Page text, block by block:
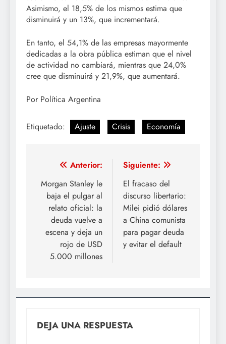
Asimismo, el 18,5% de los mismos estima que
disminuirá y un 13%, que incrementará.
En tanto, el 54,1% de las empresas mayormente
dedicadas a la obra pública estiman que el nivel
de actividad no cambiará, mientras que 24,0%
cree que disminuirá y 21,9%, que aumentará.
Por Política Argentina
Etiquetado: Ajuste Crisis Economía
Navegación
de
entradas
Anterior:
Morgan Stanley le
baja el pulgar al
relato oficial: la
deuda vuelve a
escena y deja un
rojo de USD
5.000 millones
Siguiente:
El fracaso del
discurso libertario:
Milei pidió dólares
a China comunista
para pagar deuda
y evitar el default
DEJA UNA RESPUESTA